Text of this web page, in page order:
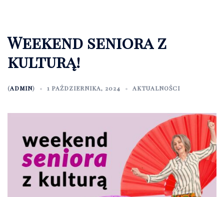
Weekend seniora z
kulturą!
(ADMIN) 1 PAŹDZIERNIKA, 2024 AKTUALNOŚCI